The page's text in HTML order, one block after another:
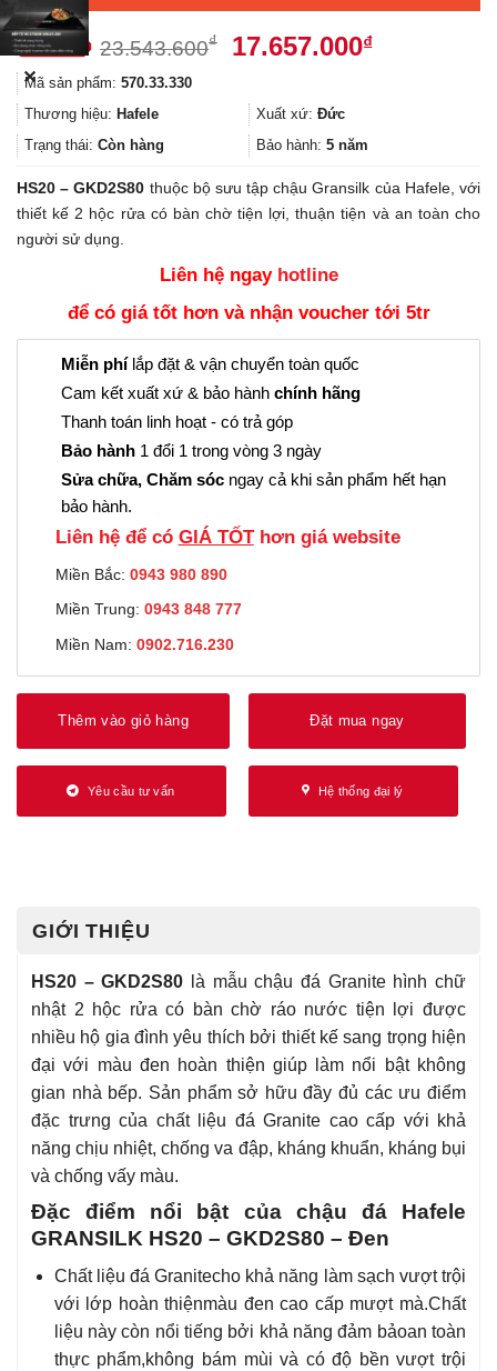
23.543.600₫
Giá
23.543.600₫.
17.657.000₫Giá
Mã sản phẩm: 570.33.330
Thương hiệu: Hafele Xuất xứ: Đức
Trạng thái: Còn hàng Bảo hành: 5 năm
HS20 – GKD2S80 thuộc bộ sưu tập chậu Gransilk của Hafele, với
thiết kế 2 hộc rửa có bàn chờ tiện lợi, thuận tiện và an toàn cho
người sử dụng.
Liên hệ ngay hotline
để có giá tốt hơn và nhận voucher tới 5tr
Miễn phílắp đặt & vận chuyển toàn quốc
Cam kết xuất xứ & bảo hành chính hãng
Thanh toán linh hoạt - có trả góp
Bảo hành 1 đổi 1 trong vòng 3 ngày
Sửa chữa, Chăm sóc ngay cả khi sản phẩm hết hạn
bảo hành.
Liên hệ để có GIÁ TỐThơn giá website
Miền Bắc: 0943 980 890
Miền Trung: 0943 848 777
Miền Nam: 0902.716.230
Thêm vào giỏ hàng Đặt mua ngay
Yêu cầu tư vấn Hệ thống đại lý
GIỚI THIỆU
HS20 – GKD2S80 là mẫu chậu đá Granite hình chữ
nhật 2 hộc rửa có bàn chờ ráo nước tiện lợi được
nhiều hộ gia đình yêu thích bởi thiết kế sang trọng hiện
đại với màu đen hoàn thiện giúp làm nổi bật không
gian nhà bếp. Sản phẩm sở hữu đầy đủ các ưu điểm
đặc trưng của chất liệu đá Granite cao cấp với khả
năng chịu nhiệt, chống va đập, kháng khuẩn, kháng bụi
và chống vấy màu.
Đặc điểm nổi bật của chậu đá Hafele
GRANSILK HS20 – GKD2S80 – Đen
Chất liệu đá Granitecho khả năng làm sạch vượt trội
với lớp hoàn thiệnmàu đen cao cấp mượt mà.Chất
liệu này còn nổi tiếng bởi khả năng đảm bảoan toàn
thực phẩm,không bám mùi và có độ bền vượt trội
✕